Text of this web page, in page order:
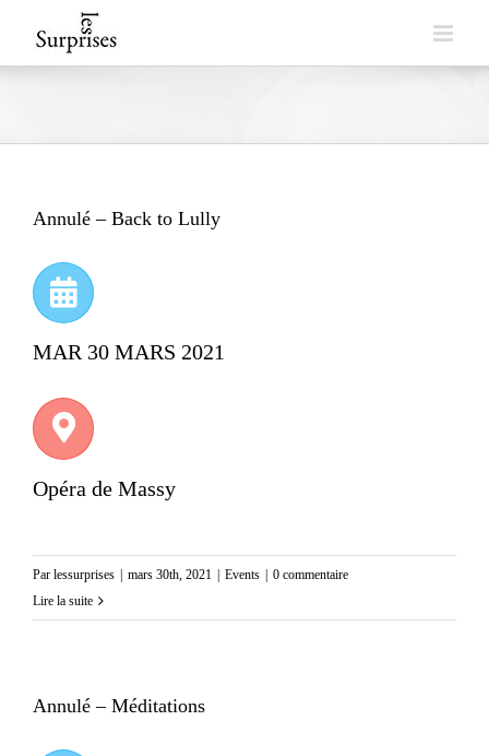
to
Annulé – Back to Lully
MAR 30 MARS 2021
Opéra de Massy
Par lessurprises | mars 30th, 2021 | Events | 0 commentaire
Lire la suite
Annulé – Méditations